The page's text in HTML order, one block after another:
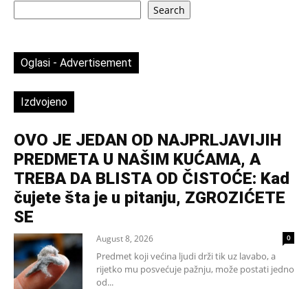
Search
Oglasi - Advertisement
Izdvojeno
OVO JE JEDAN OD NAJPRLJAVIJIH
PREDMETA U NAŠIM KUĆAMA, A
TREBA DA BLISTA OD ČISTOĆE: Kad
čujete šta je u pitanju, ZGROZIĆETE
SE
August 8, 2026 0
Predmet koji većina ljudi drži tik uz lavabo, a
rijetko mu posvećuje pažnju, može postati jedno
od...